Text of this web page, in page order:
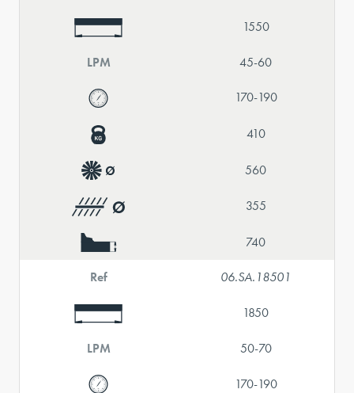
1550
LPM 45-60
170-190
410
560
355
740
Ref 06.SA.18501
1850
LPM 50-70
170-190